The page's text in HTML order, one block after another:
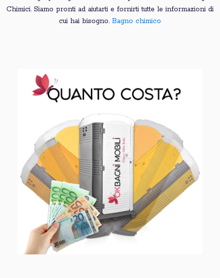
Chimici. Siamo pronti ad aiutarti e fornirti tutte le informazioni di
cui hai bisogno. Bagno chimico